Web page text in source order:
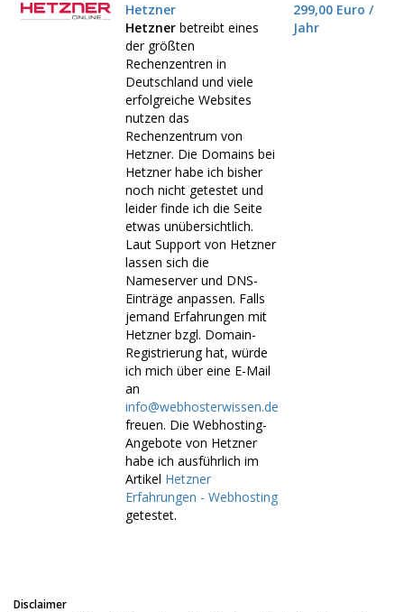
Hetzner
Hetzner betreibt eines
der größten
Rechenzentren in
Deutschland und viele
erfolgreiche Websites
nutzen das
Rechenzentrum von
Hetzner. Die Domains bei
Hetzner habe ich bisher
noch nicht getestet und
leider finde ich die Seite
etwas unübersichtlich.
Laut Support von Hetzner
lassen sich die
Nameserver und DNS-
Einträge anpassen. Falls
jemand Erfahrungen mit
Hetzner bzgl. Domain-
Registrierung hat, würde
ich mich über eine E-Mail
an
info@webhosterwissen.de
freuen. Die Webhosting-
Angebote von Hetzner
habe ich ausführlich im
Artikel Hetzner
Erfahrungen - Webhosting
getestet.
299,00 Euro /
Jahr
Disclaimer